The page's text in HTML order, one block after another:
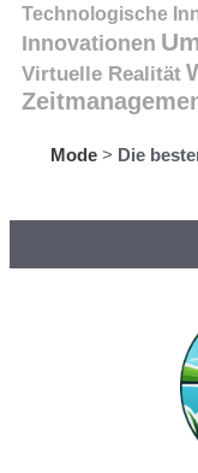
Technologische
Innovationen
Virtuelle Realität
Mode> Die